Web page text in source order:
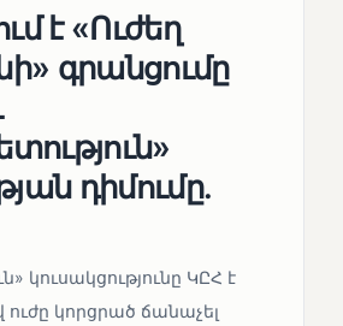
է «Ուժեղ
գրանցումը
դիմումը.
կուսակցությունը ԿԸՀ է
ուժը կորցրած ճանաչել